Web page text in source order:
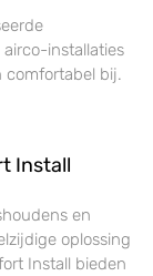
airco-installaties
comfortabel bij.
Install
en
oplossing
Install bieden